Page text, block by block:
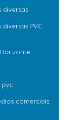
diversas
PVC
pvc
comerciais